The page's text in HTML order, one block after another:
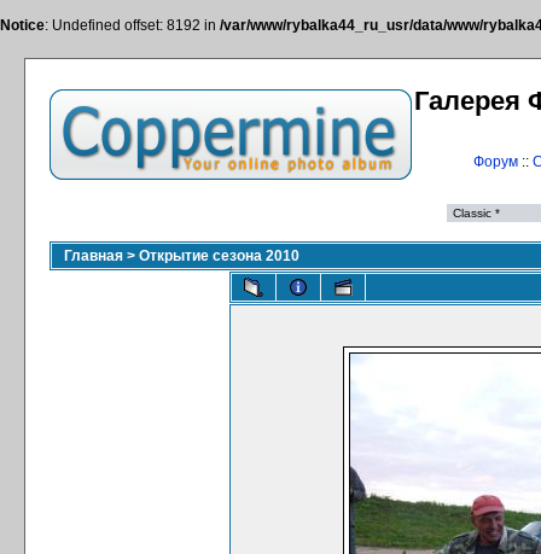
Notice: Undefined offset: 8192 in /var/www/rybalka44_ru_usr/data/www/
Галерея
Форум::
Главная > Открытие сезона 2010